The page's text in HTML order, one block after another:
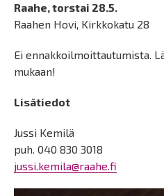
Raahe, torstai 28.5.
Raahen Hovi, Kirkkokatu 28
Ei ennakkoilmoittautumista.
mukaan!
Lisätiedot
Jussi Kemilä
puh. 040 830 3018
jussi.kemila@raahe.fi